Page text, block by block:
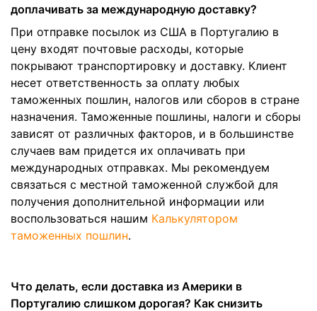
доплачивать за международную доставку?
При отправке посылок из США в Португалию в
цену входят почтовые расходы, которые
покрывают транспортировку и доставку. Клиент
несет ответственность за оплату любых
таможенных пошлин, налогов или сборов в стране
назначения. Таможенные пошлины, налоги и сборы
зависят от различных факторов, и в большинстве
случаев вам придется их оплачивать при
международных отправках. Мы рекомендуем
связаться с местной таможенной службой для
получения дополнительной информации или
воспользоваться нашим Калькулятором
таможенных пошлин.
Что делать, если доставка из Америки в
Португалию слишком дорогая? Как снизить